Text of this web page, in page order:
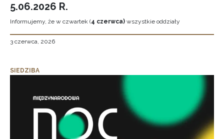
5.06.2026 R.
Informujemy, że w czwartek (4 czerwca) wszystkie oddziały
3 czerwca, 2026
SIEDZIBA